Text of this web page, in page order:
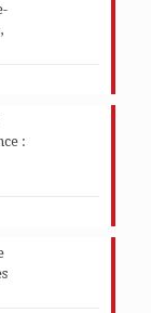
: